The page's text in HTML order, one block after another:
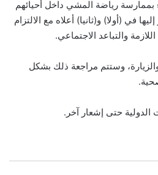
بممارسة رياضة المشي داخل أحيائهم
في (أولا) و(ثانيا) أعلاه مع الالتزام
والتباعد الاجتماعي.
وستتم مراجعة ذلك بشكل
الدولية حتى إشعار آخر.